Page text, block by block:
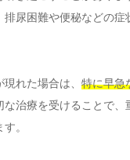
排尿困難や便秘などの症
れた場合は、 特に早急
な治療を受けることで、
。